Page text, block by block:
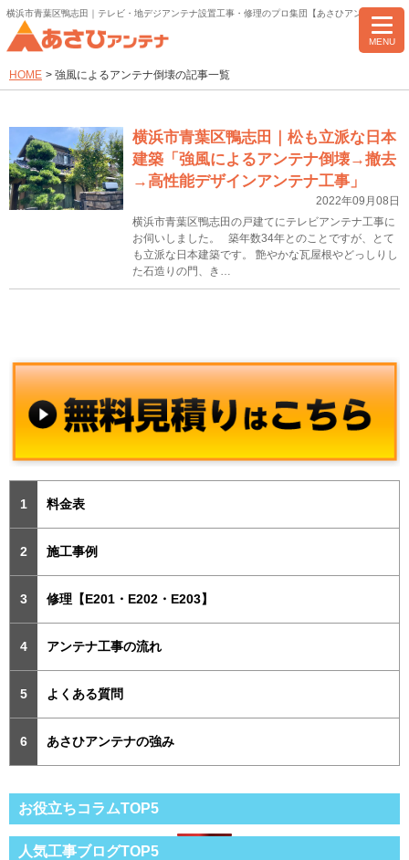
横浜市青葉区鴨志田｜テレビ・地デジアンテナ設置工事・修理のプロ集団【あさひアンテナ】
MENU
HOME > 強風によるアンテナ倒壊の記事一覧
横浜市青葉区鴨志田｜松も立派な日本
建築「強風によるアンテナ倒壊→撤去
→高性能デザインアンテナ工事」
2022年09月08日
横浜市青葉区鴨志田の戸建てにテレビアンテナ工事に
お伺いしました。 築年数34年とのことですが、とて
も立派な日本建築です。 艶やかな瓦屋根やどっしりし
た石造りの門、き…
料金表
施工事例
修理【E201・E202・E203】
アンテナ工事の流れ
よくある質問
あさひアンテナの強み
お役立ちコラムTOP5
人気工事ブログTOP5